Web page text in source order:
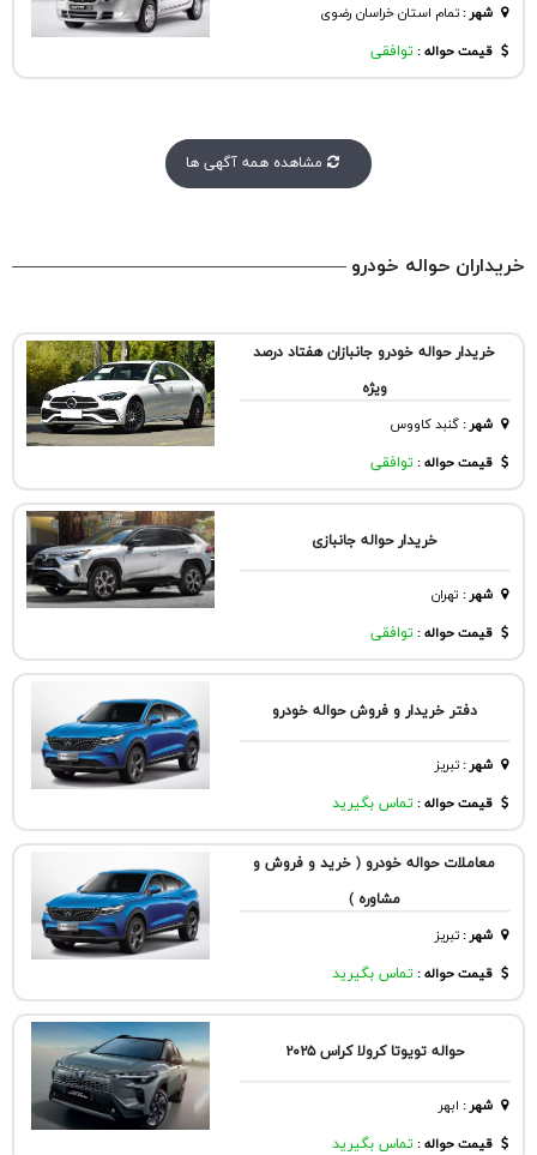
شهر:تمام استان خراسان رضوی
قیمت حواله : توافقی
مشاهده همه آگهی ها
خریداران حواله خودرو
خریدار حواله خودرو جانبازان هفتاد درصد
ویژه
شهر:گنبد کاووس
قیمت حواله : توافقی
خریدار حواله جانبازی
شهر: تهران
قیمت حواله : توافقی
دفتر خریدار و فروش حواله خودرو
شهر:تبريز
قیمت حواله : تماس بگیرید
معاملات حواله خودرو ( خرید و فروش و
مشاوره )
شهر:تبريز
قیمت حواله : تماس بگیرید
حواله تویوتا کرولا کراس ۲۰۲۵
شهر: ابهر
قیمت حواله : تماس بگیرید